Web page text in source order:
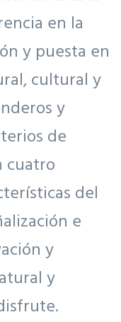
en la
y puesta en
cultural y
y
de
cuatro
del
e
y
y